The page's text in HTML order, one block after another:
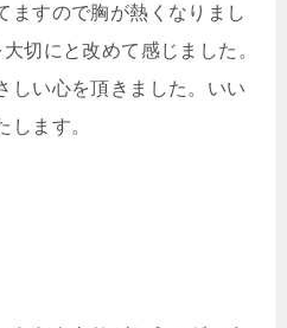
ますので胸が熱くなりまし
切にと改めて感じました。
しい心を頂きました。いい
します。